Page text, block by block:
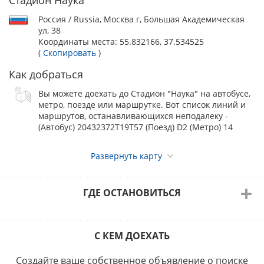
МЫ НЕ ЗАПИСЫВАЕМ ПО ГАРАНТИЙНЫМ
ПИСЬМАМ. В СЛУЧАЕ НЕОПЛАТЫ ДО КОНЦА
ЗАПИСИ, ВСЕ НЕОПЛАЧЕННЫЕ СОБАКИ БУДУТ
УДАЛЕНЫ ИЗ КАТАЛОГОВ.
ОТЛИЧНАЯ НОВОСТЬ ДЛЯ СОБАК ИЗ
РЕГИОНОВ, ВЕСЬ ПЕРИОД ЗАПИСИ У ВАС
ДЕЙСТВУЕТ ДОПОЛНИТЕЛЬНАЯ СКИДКА
зарегистрированных в г. Москве, М.О., г. Санкт-Петербурге)
ИНДИВИДУАЛЬНАЯ СКИДКА НА ГРУППОВУЮ
ПРОВЕДЕНИЕ КЛИНИЧЕСКОЙ ОЦЕНКИ СОСТОЯНИЯ
КОЛЕННЫХ СУСТАВОВ
до 23.05.2025
Россия / Russia, Москва г, Большая Академическая
ул, 38
Координаты места: 55.832166, 37.534525
( Скопировать )
Как добраться
Вы можете доехать до Стадион "Наука" на автобусе,
метро, поезде или маршрутке. Вот список линий и
маршрутов, останавливающихся неподалеку -
(Автобус) 20432372Т19Т57 (Поезд) D2 (Метро) 14
Развернуть карту
ГДЕ ОСТАНОВИТЬСЯ
С КЕМ ДОЕХАТЬ
Создайте ваше собственное объявление о поиске